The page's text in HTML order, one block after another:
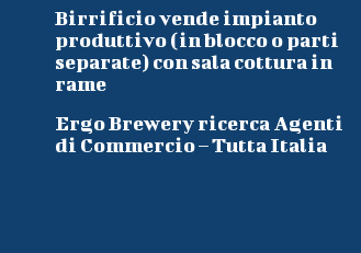
Birrificio vende impianto
produttivo (in blocco o parti
separate) con sala cottura in
rame
Ergo Brewery ricerca Agenti
di Commercio – Tutta Italia